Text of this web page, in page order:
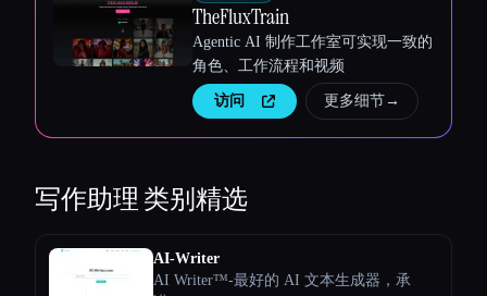
TheFluxTrain
Agentic AI 制作工作室可实现一致的
角色、工作流程和视频
访问 更多细节→
写作助理 类别精选
AI-Writer
AI Writer™-最好的 AI 文本生成器，承